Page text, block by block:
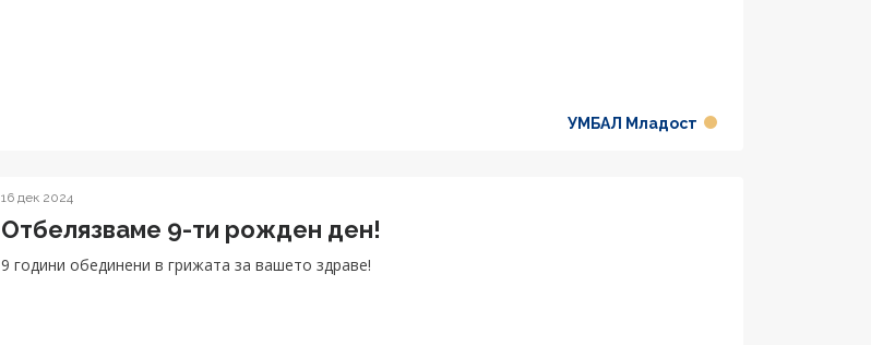
УМБАЛ Младост
16 дек 2024
Отбелязваме 9-ти рожден ден!
9 години обединени в грижата за вашето здраве!